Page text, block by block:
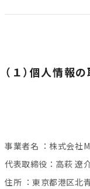
（１）個人情報
事業者名 ：株式会社
代表取締役：高萩 遼
住所 ：東京都港区北